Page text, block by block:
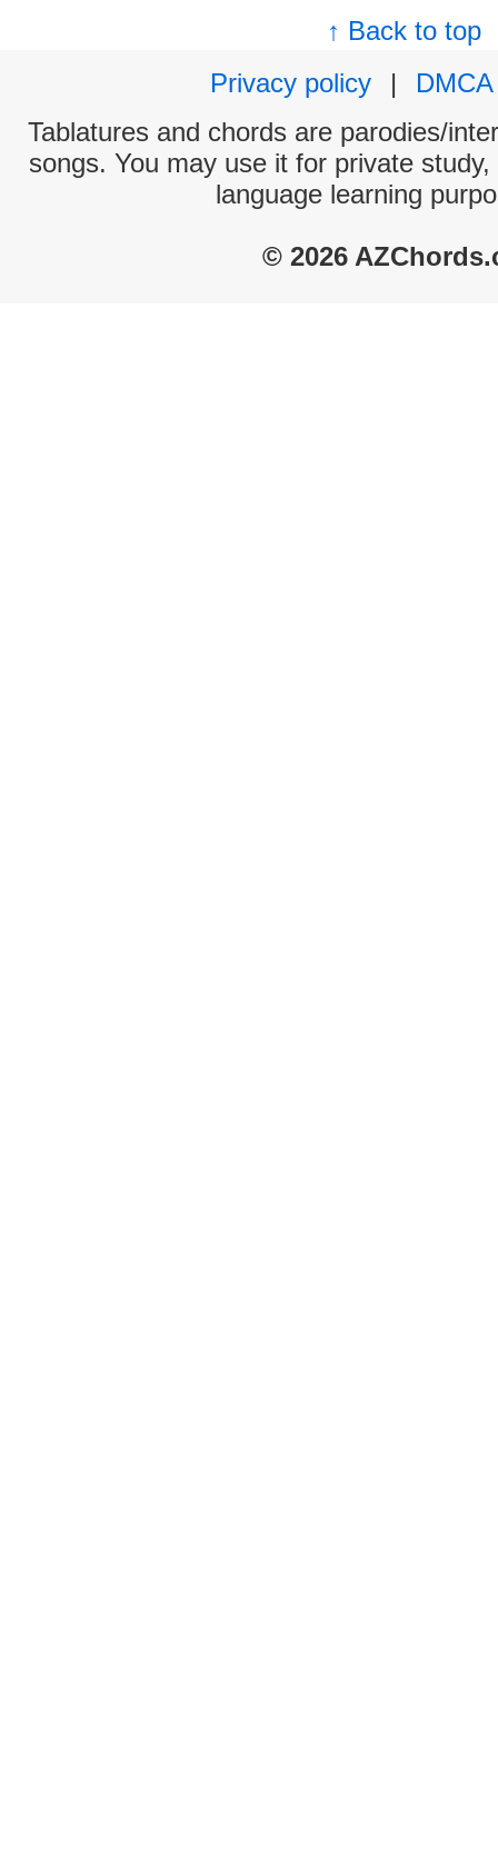
↑ Back to top
Privacy policy
|
DMCA
Tablatures and chords are parodies/
songs. You may use it for private
language learning
© 2026